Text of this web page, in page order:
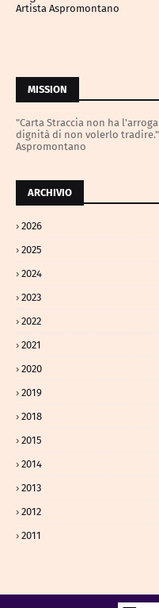
Artista Aspromontano
MISSION
"Carta Straccia non ha
dignità di non volerlo
Aspromontano
ARCHIVIO
2026
2025
2024
2023
2022
2021
2020
2019
2018
2015
2014
2013
2012
2011